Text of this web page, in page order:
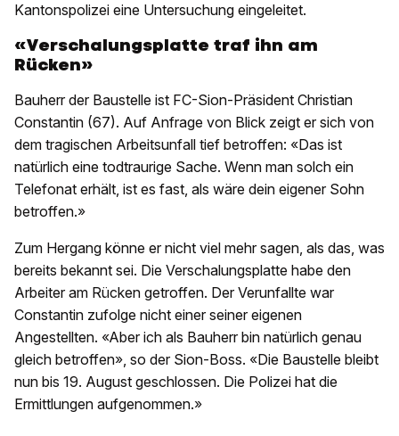
Kantonspolizei eine Untersuchung eingeleitet.
«Verschalungsplatte traf ihn am
Rücken»
Bauherr der Baustelle ist FC-Sion-Präsident Christian
Constantin (67). Auf Anfrage von Blick zeigt er sich von
dem tragischen Arbeitsunfall tief betroffen: «Das ist
natürlich eine todtraurige Sache. Wenn man solch ein
Telefonat erhält, ist es fast, als wäre dein eigener Sohn
betroffen.»
Zum Hergang könne er nicht viel mehr sagen, als das, was
bereits bekannt sei. Die Verschalungsplatte habe den
Arbeiter am Rücken getroffen. Der Verunfallte war
Constantin zufolge nicht einer seiner eigenen
Angestellten. «Aber ich als Bauherr bin natürlich genau
gleich betroffen», so der Sion-Boss. «Die Baustelle bleibt
nun bis 19. August geschlossen. Die Polizei hat die
Ermittlungen aufgenommen.»